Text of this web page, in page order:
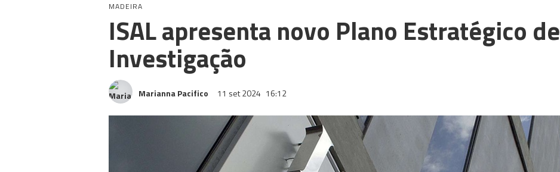
MADEIRA
ISAL apresenta novo Plano Estratégico de
Investigação
Marianna Pacifico 11 set 2024 16:12